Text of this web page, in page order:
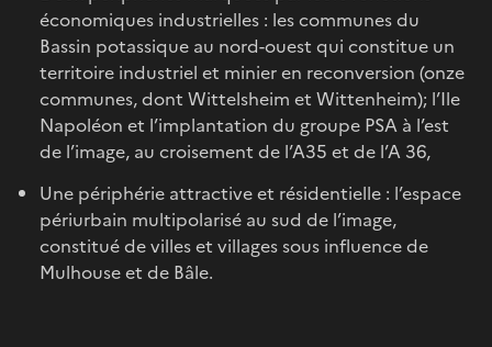
économiques industrielles : les communes du
Bassin potassique au nord-ouest qui constitue un
territoire industriel et minier en reconversion (onze
communes, dont Wittelsheim et Wittenheim); l’Ile
Napoléon et l’implantation du groupe PSA à l’est
de l’image, au croisement de l’A35 et de l’A 36,
Une périphérie attractive et résidentielle : l’espace
périurbain multipolarisé au sud de l’image,
constitué de villes et villages sous influence de
Mulhouse et de Bâle.